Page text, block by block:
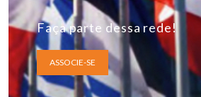
Faça parte dessa rede!
ASSOCIE-SE